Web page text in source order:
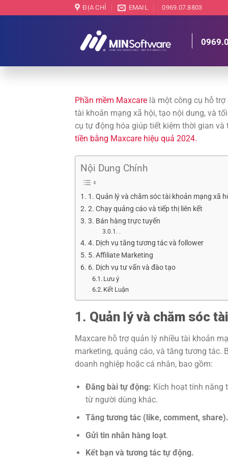
đến
ĐỊA CHỈ EMAIL 0969.07.8803
Phần mềm Maxcare là một công cụ hỗ
tài khoản mạng xã hội, tạo nội dung, và
cụ tự động hóa giúp tiết kiệm thời gian
tiền bằng Maxcare hiệu quả 2024.
Nội Dung Chính
1. Quản lý và chăm sóc tài khoản mạng xã
2. Chạy quảng cáo và tiếp thị liên kết
3. Bán hàng trực tuyến
.
4. Dịch vụ tăng tương tác và follower
5. Affiliate Marketing
6. Dịch vụ tư vấn và đào tạo
Lưu ý
Kết Luận
1. Quản lý và chăm sóc
Maxcare hỗ trợ quản lý nhiều tài khoản
marketing, quảng cáo, và tăng tương tác.
doanh nghiệp hoặc cá nhân, bao gồm:
Đăng bài tự động: Kích hoạt tính năng
từ người dùng khác.
Tăng tương tác (like, comment, share).
Gửi tin nhắn hàng loạt.
Kết bạn và tương tác tự động.